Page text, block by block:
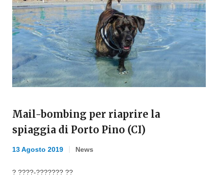
Mail-bombing per riaprire la
spiaggia di Porto Pino (CI)
13 Agosto 2019 News
? ????-??????? ??